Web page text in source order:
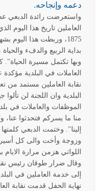
دعمه وإنجاحه.
واستعرضت رائدة الدبعي
العاملين تاريخ هذا اليوم
1875، وربطت هذا اليوم
بداية الربيع والدفء
وبها تكتمل مسيرة الحياة".
العاملات في البلدية
نقابة العاملين مستمد من
البلدية وان اللجنة لن
الموظفات والعاملات في
منا ما يسركم فتحدثوا
إلينا". وختمت الدبعي
وزوجة وأخت والى كل
اللواتي هزمن مرارة
وقال ضرار طوقان رئيس
إلى خدمة العاملين في
نهاية الحفل قدمت نقابة